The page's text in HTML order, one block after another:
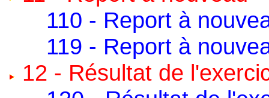
110 - Report à
119 - Report à
12 - Résultat de